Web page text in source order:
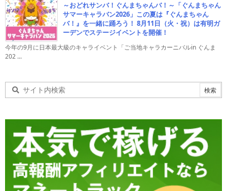
～おどれサンバ！ぐんまちゃんバ！～「ぐんまちゃん
サマーキャラバン2026」この夏は『ぐんまちゃん
バ！』を一緒に踊ろう！ 8月11日（火・祝）は有明ガ
ーデンでステージイベントを開催！
今年の9月に日本最大級のキャライベント「ご当地キャラカーニバルin ぐんま
202 ...